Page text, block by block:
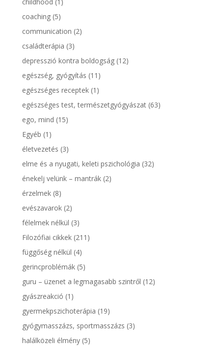
childhood (1)
coaching(5)
communication (2)
családterápia (3)
depresszió kontra boldogság(12)
egészség, gyógyítás (11)
egészséges receptek(1)
egészséges test, természetgyógyászat(63)
ego, mind (15)
Egyéb (1)
életvezetés (3)
elme és a nyugati, keleti pszichológia (32)
énekelj velünk – mantrák(2)
érzelmek(8)
evészavarok(2)
félelmek nélkül (3)
Filozófiai cikkek(211)
függőség nélkül (4)
gerincproblémák(5)
guru – üzenet a legmagasabb szintről (12)
gyászreakció (1)
gyermekpszichoterápia (19)
gyógymasszázs, sportmasszázs (3)
halálközeli élmény(5)